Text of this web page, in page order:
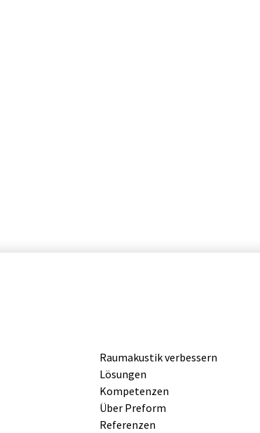
Raumakustik verbessern
Lösungen
Kompetenzen
Über Preform
Referenzen